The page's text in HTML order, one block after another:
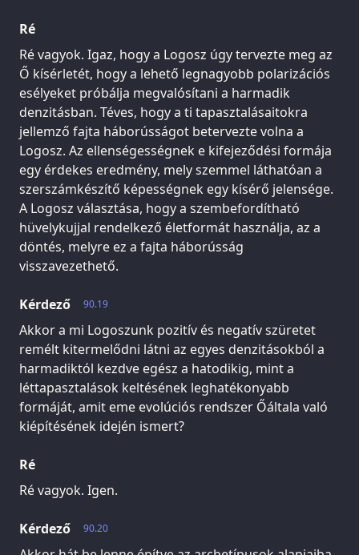
Ré
Ré vagyok. Igaz, hogy a Logosz úgy tervezte meg az
Ő kísérletét, hogy a lehető legnagyobb polarizációs
esélyeket próbálja megvalósítani a harmadik
denzitásban. Téves, hogy a ti tapasztalásaitokra
jellemző fajta háborússágot betervezte volna a
Logosz. Az ellenségességnek e kifejeződési formája
egy érdekes eredmény, mely szemmel láthatóan a
szerszámkészítő képességnek egy kísérő jelensége.
A Logosz választása, hogy a szembefordítható
hüvelykujjal rendelkező életformát használja, az a
döntés, melyre ez a fajta háborússág
visszavezethető.
90.19
Kérdező
Akkor a mi Logoszunk pozitív és negatív szüretet
remélt kitermelődni látni az egyes denzitásokból a
harmadiktól kezdve egész a hatodikig, mint a
léttapasztalások keltésének leghatékonyabb
formáját, amit eme evolúciós rendszer Őáltala való
kiépítésének idején ismert?
Ré
Ré vagyok. Igen.
90.20
Kérdező